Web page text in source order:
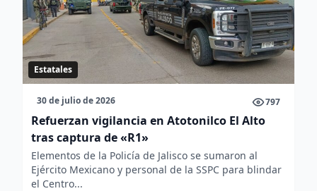
Estatales
30 de julio de 2026 797
Refuerzan vigilancia en Atotonilco El Alto
tras captura de «R1»
Elementos de la Policía de Jalisco se sumaron al
Ejército Mexicano y personal de la SSPC para blindar
el Centro...